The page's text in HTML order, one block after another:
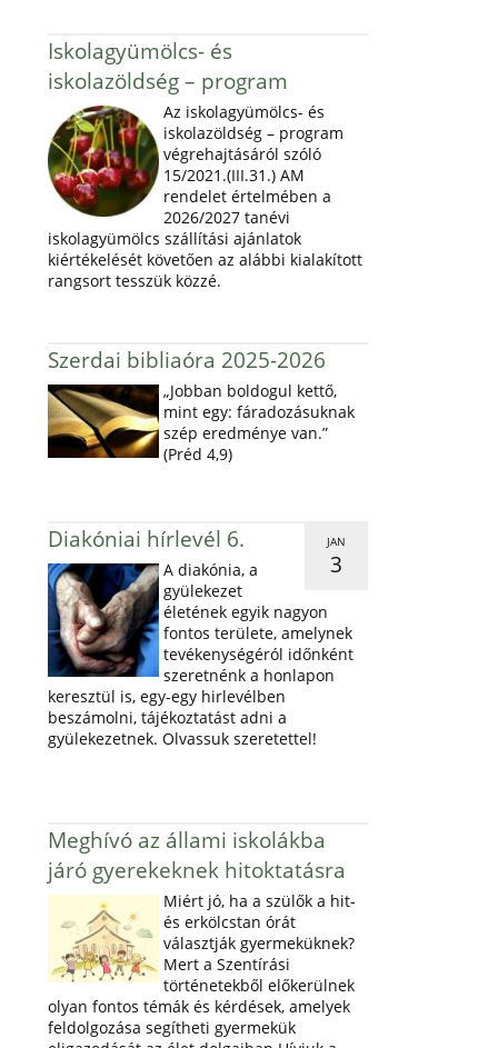
Iskolagyümölcs- és
iskolazöldség – program
Az iskolagyümölcs- és
iskolazöldség – program
végrehajtásáról szóló
15/2021.(III.31.) AM
rendelet értelmében a
2026/2027 tanévi
iskolagyümölcs szállítási ajánlatok
kiértékelését követően az alábbi kialakított
rangsort tesszük közzé.
Szerdai bibliaóra 2025-2026
„Jobban boldogul kettő,
mint egy: fáradozásuknak
szép eredménye van.”
(Préd 4,9)
JAN
3
Diakóniai hírlevél 6.
A diakónia, a
gyülekezet
életének egyik nagyon
fontos területe, amelynek
tevékenységéról időnként
szeretnénk a honlapon
keresztül is, egy-egy hirlevélben
beszámolni, tájékoztatást adni a
gyülekezetnek. Olvassuk szeretettel!
Meghívó az állami iskolákba
járó gyerekeknek hitoktatásra
Miért jó, ha a szülők a hit-
és erkölcstan órát
választják gyermeküknek?
Mert a Szentírási
történetekből előkerülnek
olyan fontos témák és kérdések, amelyek
feldolgozása segítheti gyermekük